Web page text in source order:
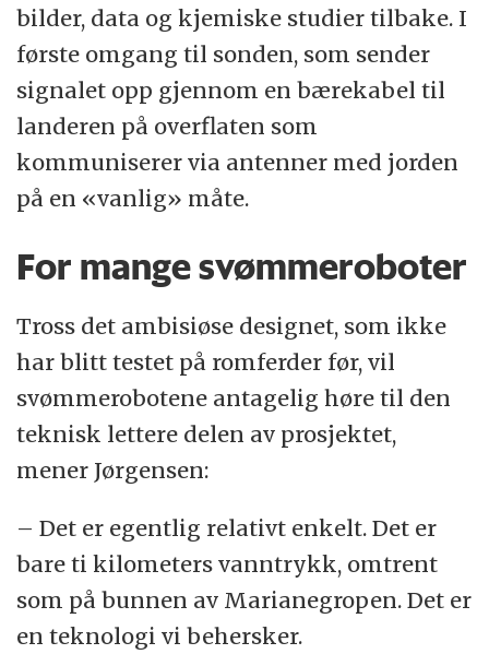
bilder, data og kjemiske studier tilbake. I
første omgang til sonden, som sender
signalet opp gjennom en bærekabel til
landeren på overflaten som
kommuniserer via antenner med jorden
på en «vanlig» måte.
For mange svømmeroboter
Tross det ambisiøse designet, som ikke
har blitt testet på romferder før, vil
svømmerobotene antagelig høre til den
teknisk lettere delen av prosjektet,
mener Jørgensen:
– Det er egentlig relativt enkelt. Det er
bare ti kilometers vanntrykk, omtrent
som på bunnen av Marianegropen. Det er
en teknologi vi behersker.